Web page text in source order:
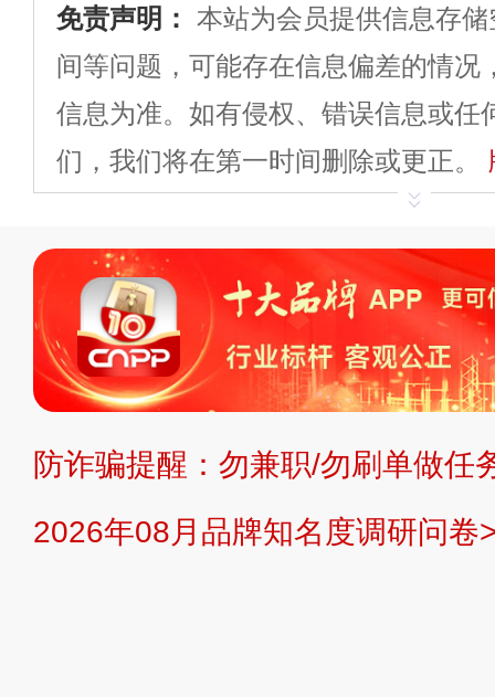
免责声明： 本站为会员提供信息存
间等问题，可能存在信息偏差的情况
信息为准。如有侵权、错误信息或任
们，我们将在第一时间删除或更正。
平台自有内容（文字
标、LOGO 等）知识产权归本站所
复制、转载、商用。本站不生产产
不代理、不招商、不提供中介服务。
持投资购买的观点或意见，页面信息
提交说明： 快速提交发布>> 提交品
防诈骗提醒：勿兼职/勿刷单做任
2026年08月品牌知名度调研问卷